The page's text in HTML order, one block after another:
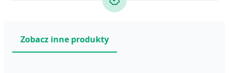
Zobacz inne produkty